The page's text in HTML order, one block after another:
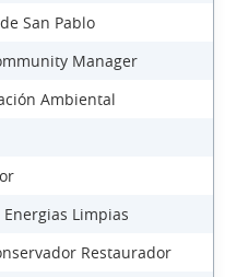
San Pablo
Manager
Ambiental
Limpias
Restaurador